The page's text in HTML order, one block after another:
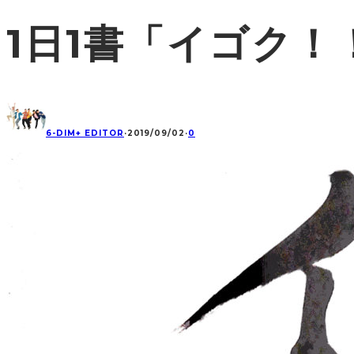
1日1書「イゴク！
6-DIM+ EDITOR ·2019/09/02 ·0